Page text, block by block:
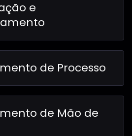
e
de Processo
de Mão de